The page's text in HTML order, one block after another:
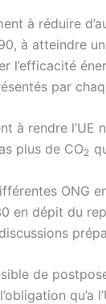
à réduire
à atteindre
l’efficacité
par
à rendre l’UE
plus de CO2
ONG
en dépit du
de